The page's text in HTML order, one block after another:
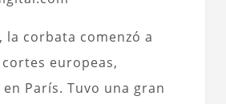
la corbata comenzó a
europeas,
París. Tuvo una gran